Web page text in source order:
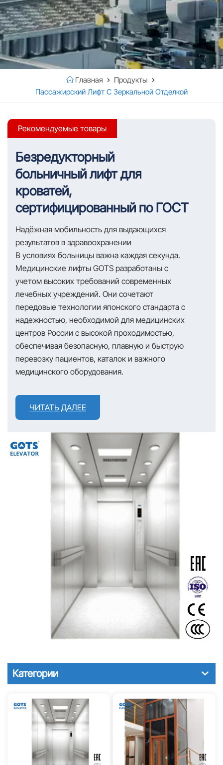
Главная
Продукты
Пассажирский Лифт С Зеркальной Отделкой
Безредукторный
больничный лифт для
кроватей,
сертифицированный по ГОСТ
Надёжная мобильность для выдающихся
результатов в здравоохранении
В условиях больницы важна каждая секунда.
Медицинские лифты GOTS разработаны с
учетом высоких требований современных
лечебных учреждений. Они сочетают
передовые технологии японского стандарта с
надежностью, необходимой для медицинских
центров России с высокой проходимостью,
обеспечивая безопасную, плавную и быструю
перевозку пациентов, каталок и важного
медицинского оборудования.
ЧИТАТЬ ДАЛЕЕ
Рекомендуемые товары
Категории